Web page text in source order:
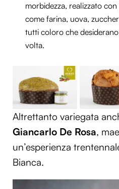
morbidezza, realizzato
come farina, uova,
tutti coloro che
volta.
Altrettanto variegata
Giancarlo De Rosa,
un’esperienza
Bianca.